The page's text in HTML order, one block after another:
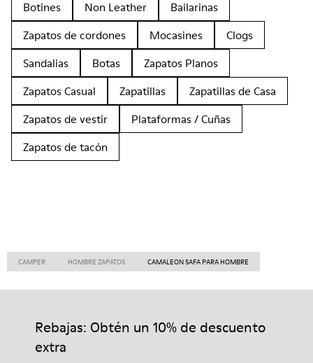
Botines Non Leather
Bailarinas
Zapatos de cordones
Mocasines
Clogs
Sandalias
Botas
Zapatos Planos
Zapatos Casual
Zapatillas
Zapatillas de Casa
Zapatos de vestir
Plataformas / Cuñas
Zapatos de tacón
CAMPER HOMBRE ZAPATOS CAMALEON SAFA PARA HOMBRE
Rebajas: Obtén un 10% de descuento
extra